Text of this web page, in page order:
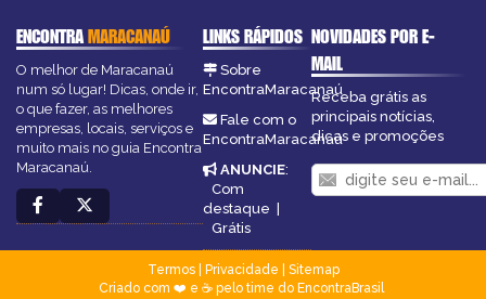
ENCONTRAMARACANAÚ
O melhor de Maracanaú
num só lugar! Dicas, onde ir,
o que fazer, as melhores
empresas, locais, serviços e
muito mais no guia Encontra
Maracanaú.
LINKS RÁPIDOS
Sobre
EncontraMaracanaú
Fale com o
EncontraMaracanaú
ANUNCIE:
Com
destaque |
Grátis
NOVIDADES POR E-
MAIL
Receba grátis as
principais notícias,
dicas e promoções
Termos| Privacidade
Sitemap
Criado com ❤️ e ☕ pelo time do EncontraBrasil